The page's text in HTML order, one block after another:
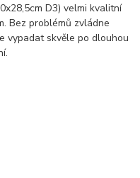
D3) velmi kvalitní
Bez problémů zvládne
vypadat skvěle po dlouhou